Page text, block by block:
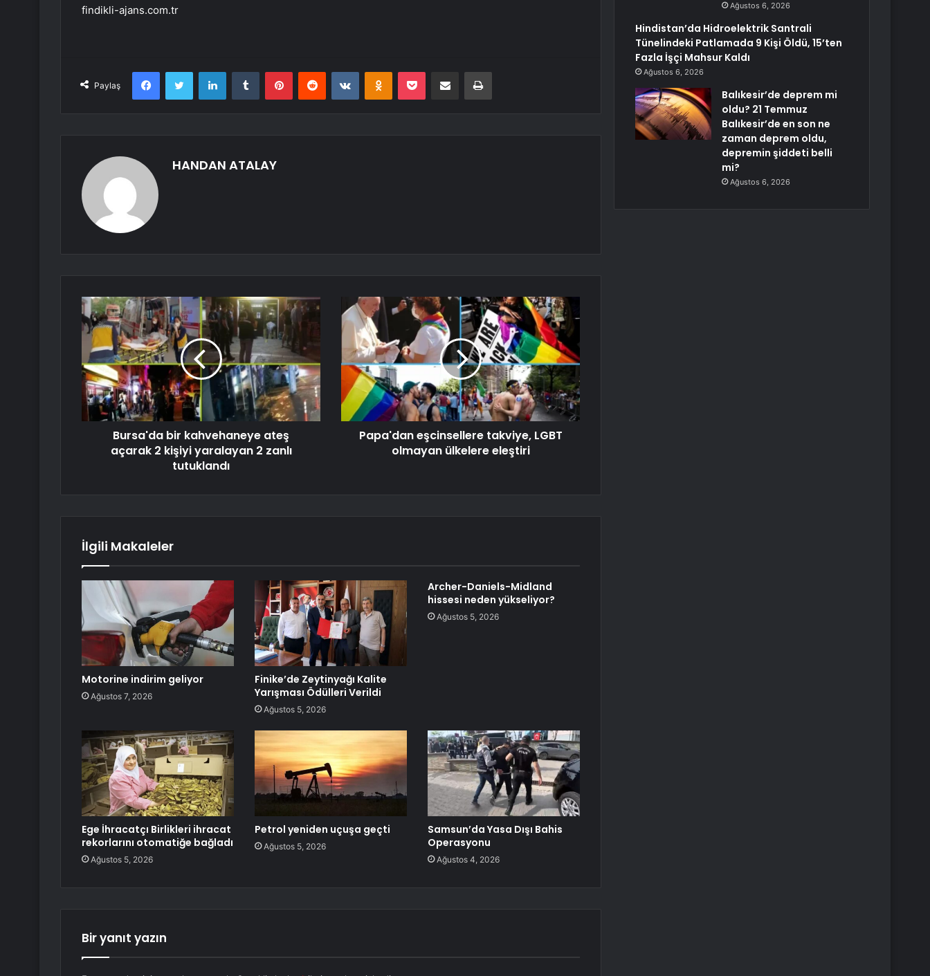
findikli-ajans.com.tr
Paylaş
FacebookTwitter LinkedInTumblr PinterestReddit VKontakteOdnoklassniki
Pocket E-Posta ile paylaş Yazdır
HANDAN ATALAY
Bursa'da bir kahvehaneye ateş
açarak 2 kişiyi yaralayan 2 zanlı
tutuklandı
Papa'dan eşcinsellere takviye, LGBT
olmayan ülkelere eleştiri
İlgili Makaleler
Motorine indirim geliyor
Ağustos 7, 2026
Finike’de Zeytinyağı Kalite
Yarışması Ödülleri Verildi
Ağustos 5, 2026
Archer-Daniels-Midland
hissesi neden yükseliyor?
Ağustos 5, 2026
Ege İhracatçı Birlikleri ihracat
rekorlarını otomatiğe bağladı
Ağustos 5, 2026
Petrol yeniden uçuşa geçti
Ağustos 5, 2026
Samsun’da Yasa Dışı Bahis
Operasyonu
Ağustos 4, 2026
Bir yanıt yazın
Ağustos 6, 2026
Hindistan’da Hidroelektrik Santrali
Tünelindeki Patlamada 9 Kişi Öldü, 15’ten
Fazla İşçi Mahsur Kaldı
Ağustos 6, 2026
Balıkesir’de deprem mi
oldu? 21 Temmuz
Balıkesir’de en son ne
zaman deprem oldu,
depremin şiddeti belli
mi?
Ağustos 6, 2026